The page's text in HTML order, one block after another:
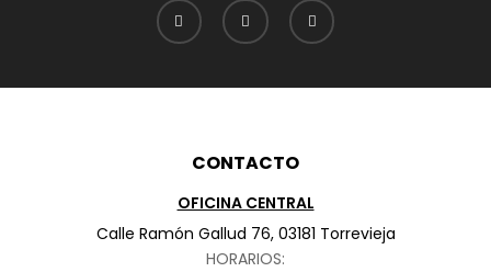
CONTACTO
OFICINA CENTRAL
Calle Ramón Gallud 76, 03181 Torrevieja
HORARIOS: